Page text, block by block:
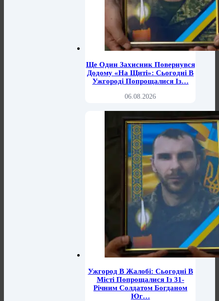
Ще Один Захисник Повернувся
Додому «на Щиті»: Сьогодні В
Ужгороді Попрощалися Із…
06.08.2026
Ужгород В Жалобі: Сьогодні В
Місті Попрощалися Із 31-
Річним Солдатом Богданом
Юг…